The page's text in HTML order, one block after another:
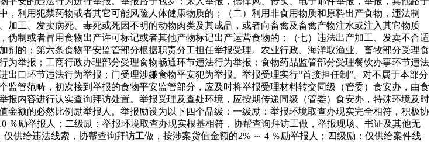
利用犯禁药物或者其它可能风险人体健康物质的；（二）利用非食用物质和原料出产食物，违法制
工、发卖病死、毒死或死因不明的动物肉类及其成品，或者向畜禽及畜禽产物注水或注入其它物质
制或者冒用食物出产许可标记或者其他产物标记出产运营食物的；（七）违法出产加工、发卖不合适
的；第六条食物平安监管部分根据职责分工担任举报受理。农业行政、海洋取渔业、畜牧部分受理食
举报；工商行政办理部分受理食物畅通环节违法行为举报；食物药品监管部分受理餐饮办事环节违法
口环节违法行为举报；门受理涉嫌食物平安犯为举报。举报受理实行“首接担任制”。对不属于本部分
管范畴，初次接到举报的食物平安监管部分，应及时将举报受理材料转交同级（管委）食安办，由食
内容进行认实查询拜访处置。举报受理及查处环境，应按期传递同级（管委）食安办，特殊环境及时
额的必然比例励举报人。举报励设为以下四个品级：一级励：举报环境取查办现实完全相符，积极协
％励举报人；二级励：举报环境取查办现实根基相符，协帮查询拜访工做，举报现场、书证及其他无
供给违法线索，协帮查询拜访工做，按涉案货值金额的2% ～ 4 ％励举报人；四级励：仅供给案件线